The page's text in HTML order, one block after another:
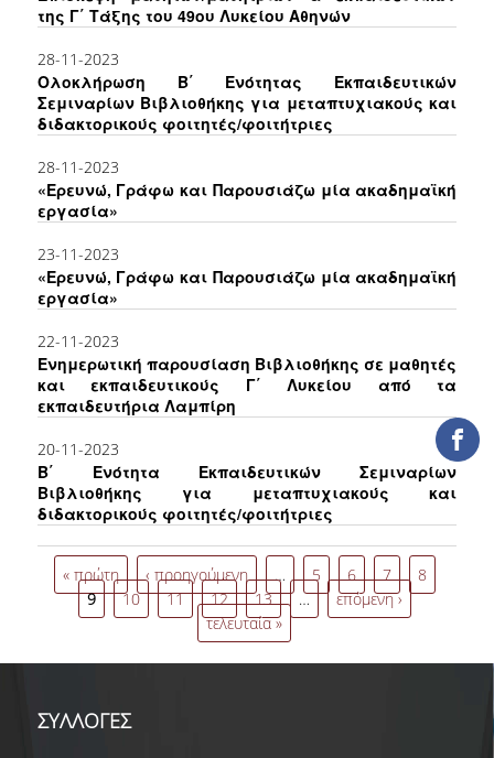
ΕΡΓΑ ΑΝΑΠΤΥΞΗΣ
ΣΥΛΛΟΓΕΣ
ΕΝΤΥΠΕΣ ΣΥΛΛΟΓΕΣ
ΚΕΝΤΡΑ ΤΕΚΜΗΡΙΩΣΗΣ
ΟΟΣΑ
Π.Ο.Τ
ΔΑΝΕΙΣΜΟΣ
ΔΙΑΔΑΝΕΙΣΜΟΣ
ΠΑΡΑΓΓΕΛΙΕΣ ΒΙΒΛΙΩΝ
ΕΚΤΥΠΩΣΗ
της Γ΄ Τάξης του 49ου Λυκείου Αθηνών
28-11-2023
Ολοκλήρωση Β΄ Ενότητας Εκπαιδευτικών
Σεμιναρίων Βιβλιοθήκης για μεταπτυχιακούς και
διδακτορικούς φοιτητές/φοιτήτριες
28-11-2023
«Ερευνώ, Γράφω και Παρουσιάζω μία ακαδημαϊκή
εργασία»
23-11-2023
«Ερευνώ, Γράφω και Παρουσιάζω μία ακαδημαϊκή
εργασία»
22-11-2023
Ενημερωτική παρουσίαση Βιβλιοθήκης σε μαθητές
και εκπαιδευτικούς Γ΄ Λυκείου από τα
εκπαιδευτήρια Λαμπίρη
20-11-2023
Β΄ Ενότητα Εκπαιδευτικών Σεμιναρίων
Βιβλιοθήκης για μεταπτυχιακούς και
διδακτορικούς φοιτητές/φοιτήτριες
Σελίδες
« πρώτη ‹ προηγούμενη … 5 6 7
8
9
10 11 12 13 …
επόμενη ›
τελευταία »
ΣΥΛΛΟΓΕΣ